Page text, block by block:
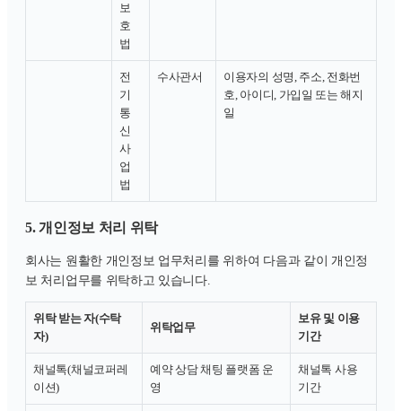
보
호
법
전
기
통
신
사
업
법
수사관서
이용자의 성명, 주소, 전화번
호, 아이디, 가입일 또는 해지
일
5. 개인정보 처리 위탁
회사는 원활한 개인정보 업무처리를 위하여 다음과 같이 개인정
보 처리업무를 위탁하고 있습니다.
위탁 받는 자(수탁
자)
위탁업무
보유 및 이용
기간
채널톡(채널코퍼레
이션)
예약 상담 채팅 플랫폼 운
영
채널톡 사용
기간